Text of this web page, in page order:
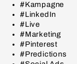
#Kampagne
#LinkedIn
#Live
#Marketing
#Pinterest
#Predictions